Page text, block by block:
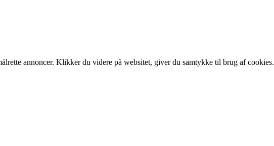
annoncer. Klikker du videre på websitet, giver du samtykke til brug af cookies.